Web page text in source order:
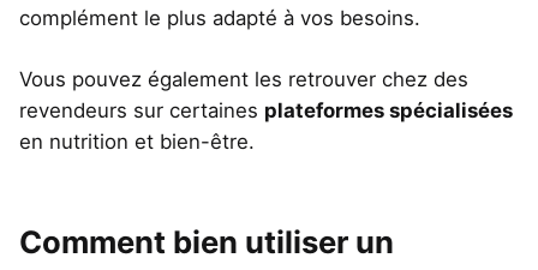
complément le plus adapté à vos besoins.
Vous pouvez également les retrouver chez des
revendeurs sur certaines plateformes spécialisées
en nutrition et bien-être.
Comment bien utiliser un